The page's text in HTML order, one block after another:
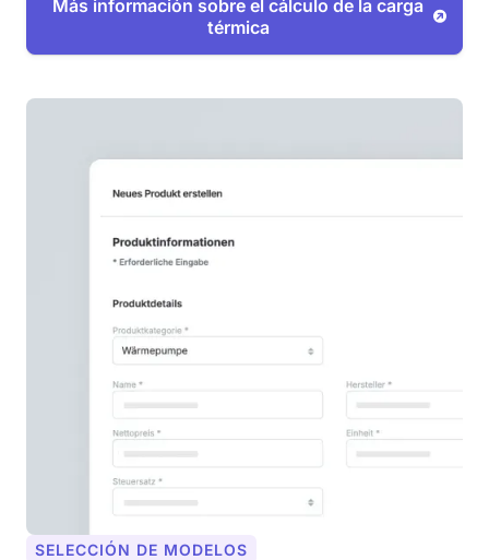
Más información sobre el cálculo de la carga
térmica
SELECCIÓN DE MODELOS